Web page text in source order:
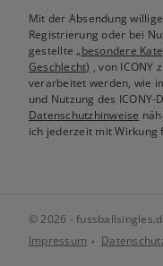
Mit der Absendung
Registrierung oder bei
gestellte„besondere
Geschlecht) , von ICONY
verarbeitet werden, wie
und Nutzung des
Datenschutzhinweise
ich jederzeit mit Wirkung
© 2026 -
Impressum